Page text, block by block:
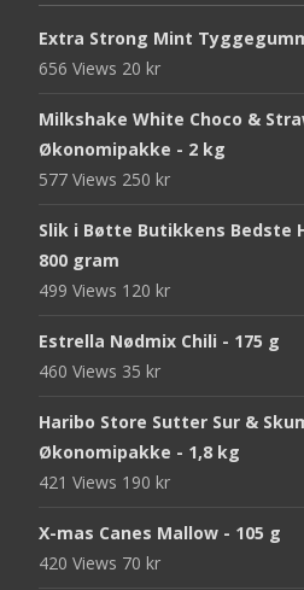
Extra Strong Mint
656 Views 20 kr
Milkshake White Choco &
Økonomipakke - 2 kg
577 Views 250 kr
Slik i Bøtte Butikkens Bedste
800 gram
499 Views 120 kr
Estrella Nødmix Chili - 175 g
460 Views 35 kr
Haribo Store Sutter Sur &
Økonomipakke - 1,8 kg
421 Views 190 kr
X-mas Canes Mallow - 105 g
420 Views 70 kr